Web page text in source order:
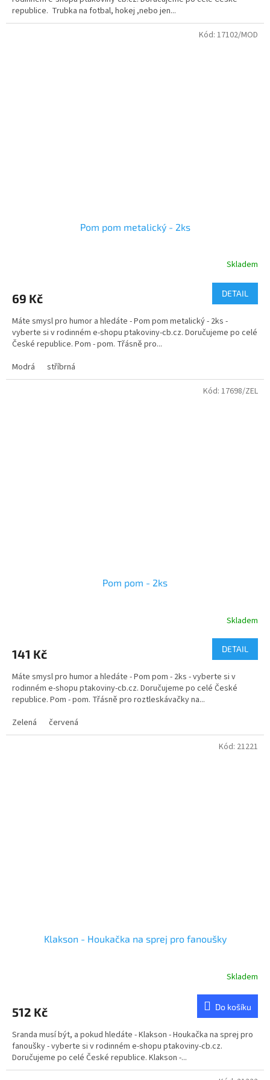
republice. Trubka na fotbal, hokej ,nebo jen...
Pom pom metalický - 2ks
je
z
5
hvězdiček.
Skladem
69 Kč DETAIL
Máte smysl pro humor a hledáte - Pom pom metalický - 2ks -
vyberte si v rodinném e-shopu ptakoviny-cb.cz. Doručujeme po celé
České republice. Pom - pom. Třásně pro...
Modrá
stříbrná
Kód: 17102/MOD
Pom pom - 2ks
Skladem
141 Kč DETAIL
Máte smysl pro humor a hledáte - Pom pom - 2ks - vyberte si v
rodinném e-shopu ptakoviny-cb.cz. Doručujeme po celé České
republice. Pom - pom. Třásně pro roztleskávačky na...
Zelená
červená
Kód: 17698/ZEL
Klakson - Houkačka na sprej pro fanoušky
je
z
5
hvězdiček.
Skladem
512 Kč Do košíku
Sranda musí být, a pokud hledáte - Klakson - Houkačka na sprej pro
fanoušky - vyberte si v rodinném e-shopu ptakoviny-cb.cz.
Doručujeme po celé České republice. Klakson -...
Kód: 21221